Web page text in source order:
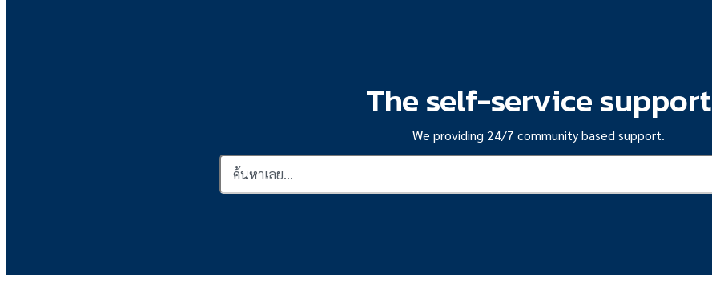
The self-service support
We providing 24/7 community based support.